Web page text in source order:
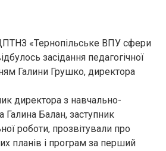
«Тернопільське ВПУ сфери
засідання педагогічної
Галини Грушко, директора
директора з навчально-
Галина Балан, заступник
роботи, прозвітували про
планів і програм за перший